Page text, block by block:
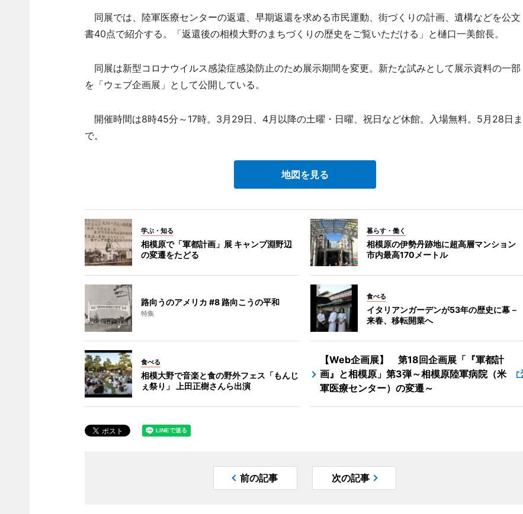
同展では、陸軍医療センターの返還、早期返還を求める市民運動、街づくりの計画、遺構などを公文
書40点で紹介する。「返還後の相模大野のまちづくりの歴史をご覧いただける」と樋口一美館長。
同展は新型コロナウイルス感染症感染防止のため展示期間を変更。新たな試みとして展示資料の一部
を「ウェブ企画展」として公開している。
開催時間は8時45分～17時。3月29日、4月以降の土曜・日曜、祝日など休館。入場無料。5月28日ま
で。
地図を見る
学ぶ・知る
相模原で「軍都計画」展 キャンプ淵野辺
の変遷をたどる
暮らす・働く
相模原の伊勢丹跡地に超高層マンション
市内最高170メートル
路向うのアメリカ #8 路向こうの平和
特集
食べる
イタリアンガーデンが53年の歴史に幕－
来春、移転開業へ
食べる
相模大野で音楽と食の野外フェス「もんじ
ぇ祭り」 上田正樹さんら出演
【Web企画展】 第18回企画展「『軍都計
画』と相模原」第3弾～相模原陸軍病院（米
軍医療センター）の変遷～
前の記事 次の記事